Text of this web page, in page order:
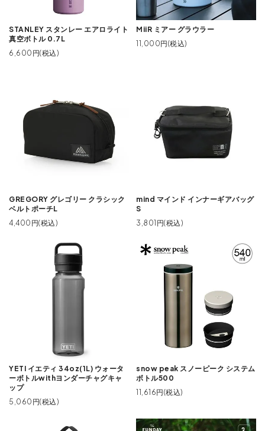
STANLEY スタンレー エアロライト
真空ボトル 0.7L
6,600円(税込)
MiiR ミアー グラウラー
11,000円(税込)
GREGORY グレゴリー クラシック
ベルトポーチL
4,400円(税込)
mind マインド インナーギアバッグ
S
3,801円(税込)
YETI イエティ 34oz(1L) ウォータ
ーボトルwithヨンダーチャグキャ
ップ
5,060円(税込)
snow peak スノーピーク システム
ボトル500
11,616円(税込)